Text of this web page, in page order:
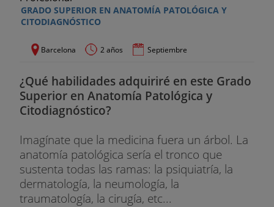
GRADO SUPERIOR EN ANATOMÍA PATOLÓGICA Y
CITODIAGNÓSTICO
Barcelona 2 años Septiembre
¿Qué habilidades adquiriré en este Grado
Superior en Anatomía Patológica y
Citodiagnóstico?
Imagínate que la medicina fuera un árbol. La
anatomía patológica sería el tronco que
sustenta todas las ramas: la psiquiatría, la
dermatología, la neumología, la
traumatología, la cirugía, etc...